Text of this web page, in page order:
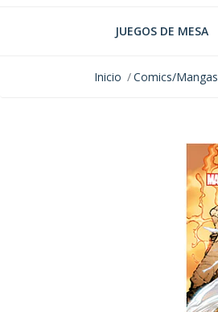
JUEGOS DE MESA
Inicio Comics/Mangas